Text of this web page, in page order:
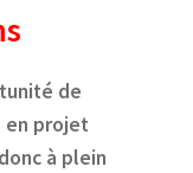
de
en projet
à plein